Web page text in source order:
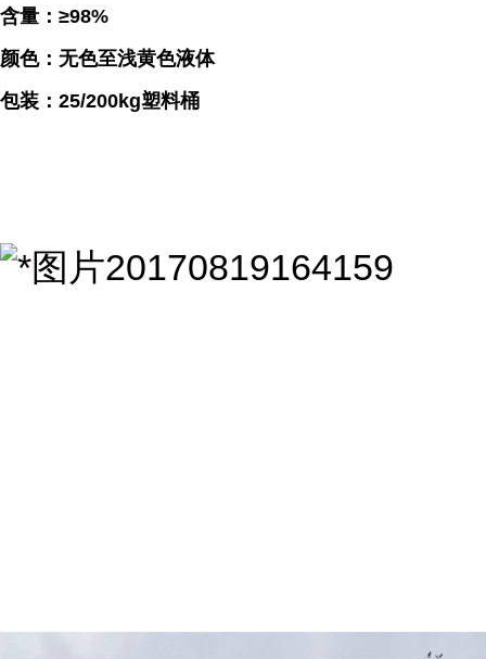
含量：≥98%
颜色：无色至浅黄色液体
包装：25/200kg塑料桶